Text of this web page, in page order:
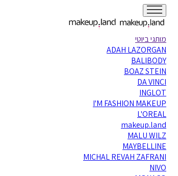
מותגי ביוטי
ADAH LAZORGAN
BALIBODY
BOAZ STEIN
DA VINCI
INGLOT
I'M FASHION MAKEUP
L'OREAL
makeup.land
MALU WILZ
MAYBELLINE
MICHAL REVAH ZAFRANI
NIVO